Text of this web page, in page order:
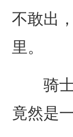
不敢出
里。
骑士
竟然是